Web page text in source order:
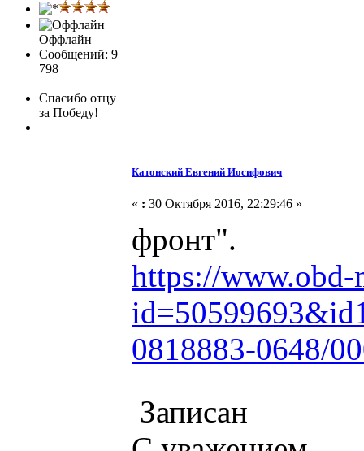
Оффлайн
Сообщений: 9
798
Спасибо отцу
за Победу!
Катонский Евгений Иосифович
« : 30 Октября 2016, 22:29:46 »
фронт".
https://
0818883-0648/
Записан